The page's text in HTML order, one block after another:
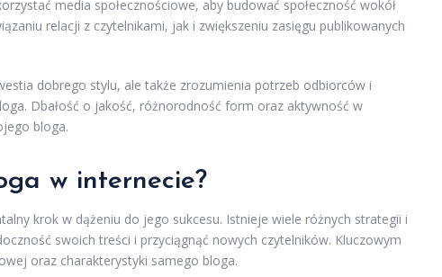
media społecznościowe, aby budować społeczność wokół
relacji z czytelnikami, jak i zwiększeniu zasięgu publikowanych
dobrego stylu, ale także zrozumienia potrzeb odbiorców i
Dbałość o jakość, różnorodność form oraz aktywność w
bloga.
w internecie?
krok w dążeniu do jego sukcesu. Istnieje wiele różnych strategii i
swoich treści i przyciągnąć nowych czytelników. Kluczowym
oraz charakterystyki samego bloga.